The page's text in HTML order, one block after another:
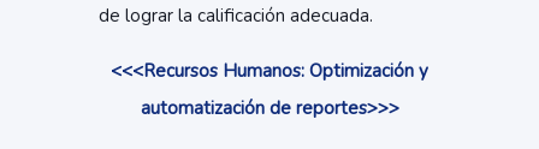
de lograr la calificación adecuada.
<<<Recursos Humanos: Optimización y
automatización de reportes>>>